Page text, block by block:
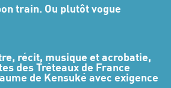
train. Ou plutôt vogue
récit, musique et acrobatie,
des Tréteaux de France
de Kensuké avec exigence